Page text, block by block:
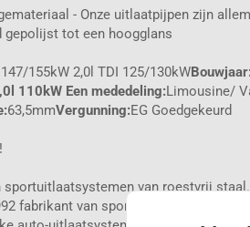
- Onze uitlaatpijpen zijn
gepolijst tot een hoogglans
155kW 2,0l TDI 125/130kWBouwjaar:
110kW Een mededeling:Limousine/
63,5mmVergunning:EG Goedgekeurd
sportuitlaatsystemen van roestvrij
fabrikant van sportuitlaatsystemen